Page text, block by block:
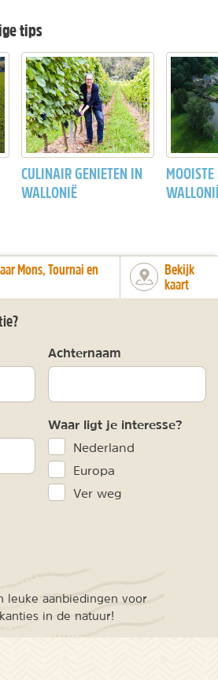
tips
CULINAIR GENIETEN IN
WALLONIË
Mons, Tournai en
Bekijk
kaart
Achternaam
Waar ligt je interesse?
Nederland
Europa
Ver weg
leuke aanbiedingen voor
in de natuur!